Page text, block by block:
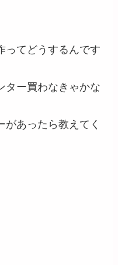
ってどうするんです
ター買わなきゃかな
があったら教えてく